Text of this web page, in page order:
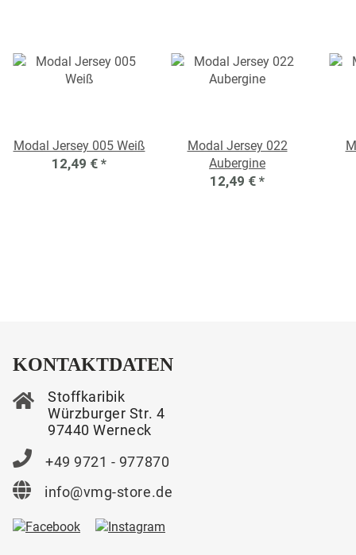
Modal Jersey 005 Weiß
12,49 € *
Modal Jersey 022
Aubergine
12,49 € *
KONTAKTDATEN
Stoffkaribik
Würzburger Str. 4
97440 Werneck
+49 9721 - 977870
info@vmg-store.de